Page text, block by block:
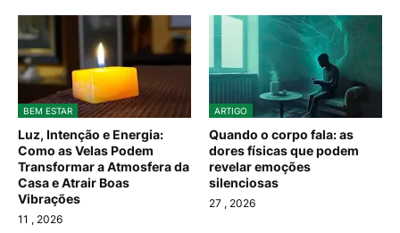
BEM ESTAR
Luz, Intenção e Energia:
Como as Velas Podem
Transformar a Atmosfera da
Casa e Atrair Boas
Vibrações
11 , 2026
ARTIGO
Quando o corpo fala: as
dores físicas que podem
revelar emoções
silenciosas
27 , 2026